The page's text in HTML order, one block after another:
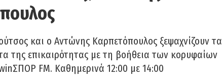
και ο Αντώνης Καρπετόπουλος ξεψαχνίζουν τα
της επικαιρότητας με τη βοήθεια των κορυφαίων
FM. Καθημερινά 12:00 με 14:00